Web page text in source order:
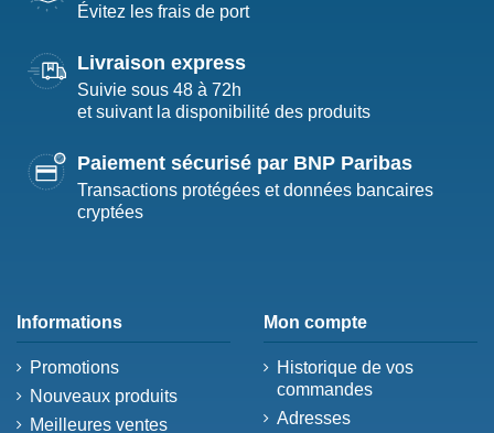
Évitez les frais de port
Livraison express
Suivie sous 48 à 72h
et suivant la disponibilité des produits
Paiement sécurisé par BNP Paribas
Transactions protégées et données bancaires
cryptées
Informations
Promotions
Nouveaux produits
Meilleures ventes
Mon compte
Historique de vos
commandes
Adresses